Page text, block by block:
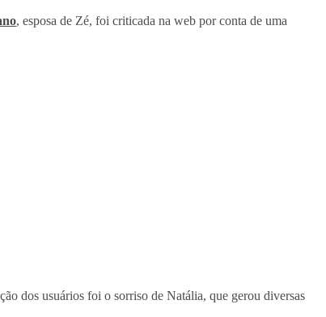
, esposa de Zé, foi criticada na web por conta de uma
dos usuários foi o sorriso de Natália, que gerou diversas